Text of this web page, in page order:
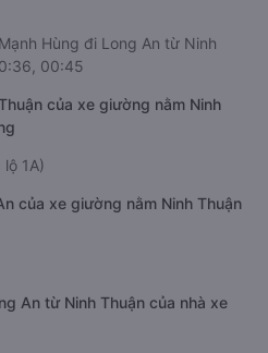
Hùng đi Long An từ Ninh
00:45
của xe giường nằm Ninh
1A)
của xe giường nằm Ninh Thuận
An từ Ninh Thuận của nhà xe